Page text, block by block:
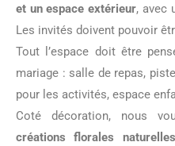
et un espace extérieur, avec
Les invités doivent pouvoir
Tout l’espace doit être
mariage : salle de repas,
pour les activités, espace
Coté décoration, nous
créations florales naturelles